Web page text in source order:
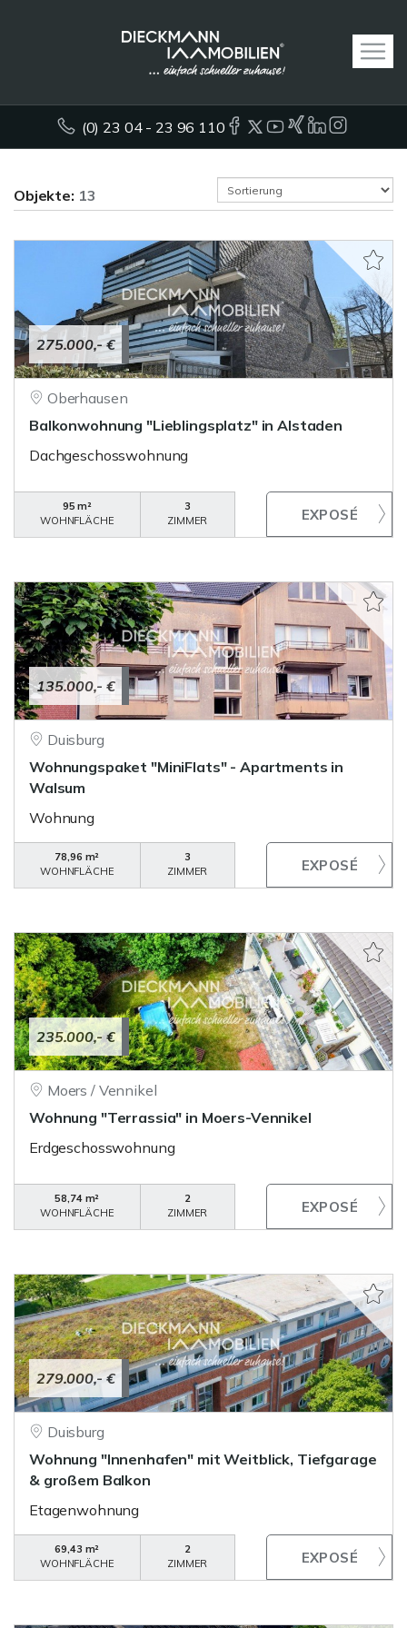
(0) 23 04 - 23 96 110
Objekte: 13
275.000,- €
Oberhausen
Balkonwohnung "Lieblingsplatz" in Alstaden
Dachgeschosswohnung
95 m²
WOHNFLÄCHE
3
ZIMMER
135.000,- €
Duisburg
Wohnungspaket "MiniFlats" - Apartments in
Walsum
Wohnung
78,96 m²
WOHNFLÄCHE
3
ZIMMER
235.000,- €
Moers / Vennikel
Wohnung "Terrassia" in Moers-Vennikel
Erdgeschosswohnung
58,74 m²
WOHNFLÄCHE
2
ZIMMER
279.000,- €
Duisburg
Wohnung "Innenhafen" mit Weitblick, Tiefgarage
& großem Balkon
Etagenwohnung
69,43 m²
WOHNFLÄCHE
2
ZIMMER